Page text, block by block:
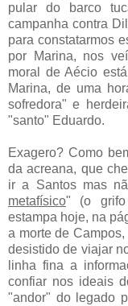
pular do barco
campanha contra
para constatarmos
por Marina, nos
moral de Aécio
Marina, de uma
sofredora" e
"santo" Eduardo.
Exagero? Como
da acreana, que
ir a Santos mas
metafísico" (o grifo
estampa hoje, na
a morte de
desistido de viajar
linha fina a
confiar nos ideais
"andor" do legado